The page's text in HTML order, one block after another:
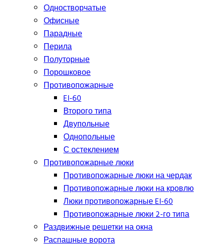
Одностворчатые
Офисные
Парадные
Перила
Полуторные
Порошковое
Противопожарные
EI-60
Второго типа
Двупольные
Однопольные
С остеклением
Противопожарные люки
Противопожарные люки на чердак
Противопожарные люки на кровлю
Люки противопожарные EI-60
Противопожарные люки 2-го типа
Раздвижные решетки на окна
Распашные ворота